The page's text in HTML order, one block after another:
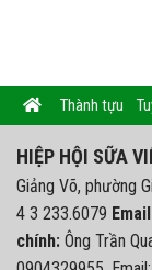
Thành tựu
HIỆP HỘI SỮA
Giảng Võ, phường
4 3 233.6079
chính: Ông Trần